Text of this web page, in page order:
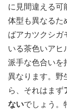
に見間違える可
体型も異なるた
ばアカツクシガ
いる茶色いアヒ
派手な色合いを
異なります。野
ら、それはまず
ないでしょう。